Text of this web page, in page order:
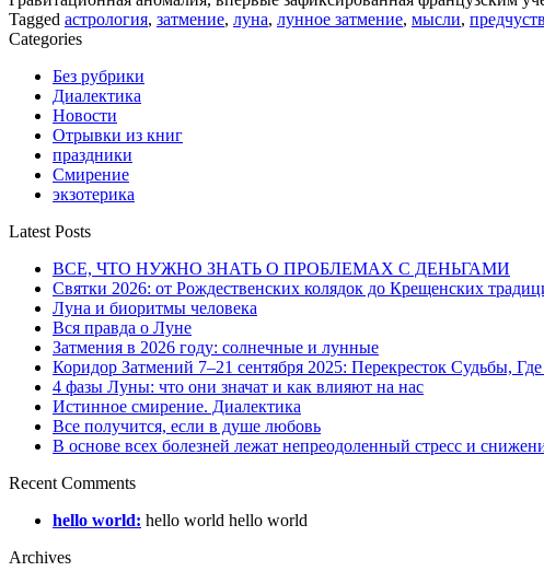
Tagged астрология, затмение, луна, лунное затмение, мысли,
Categories
Без рубрики
Диалектика
Новости
Отрывки из книг
праздники
Смирение
экзотерика
Latest Posts
ВСЕ, ЧТО НУЖНО ЗНАТЬ О ПРОБЛЕМАХ С ДЕНЬГАМИ
Святки 2026: от Рождественских колядок до Крещенских
Луна и биоритмы человека
Вся правда о Луне
Затмения в 2026 году: солнечные и лунные
Коридор Затмений 7–21 сентября 2025: Перекресток Судьбы,
4 фазы Луны: что они значат и как влияют на нас
Истинное смирение. Диалектика
Все получится, если в душе любовь
В основе всех болезней лежат непреодоленный стресс и
Recent Comments
hello world: hello world hello world
Archives